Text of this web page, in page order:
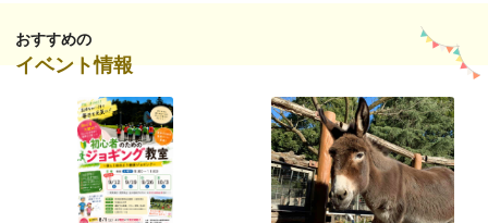
おすすめの
イベント情報